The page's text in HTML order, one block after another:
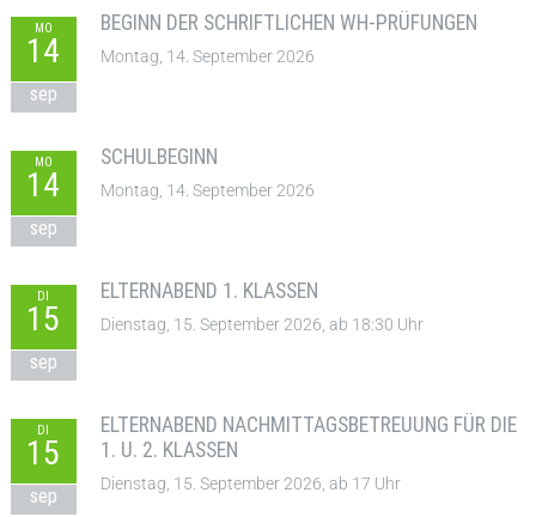
MO
14
sep
BEGINN DER SCHRIFTLICHEN WH-PRÜFUNGEN
Montag, 14. September 2026
MO
14
sep
SCHULBEGINN
Montag, 14. September 2026
DI
15
sep
ELTERNABEND 1. KLASSEN
Dienstag, 15. September 2026, ab 18:30 Uhr
DI
15
sep
ELTERNABEND NACHMITTAGSBETREUUNG FÜR DIE
1. U. 2. KLASSEN
Dienstag, 15. September 2026, ab 17 Uhr